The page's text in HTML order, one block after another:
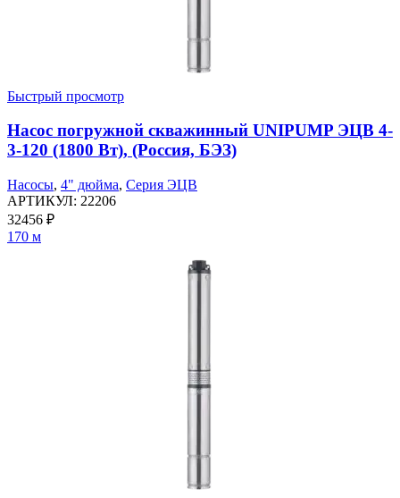
Быстрый просмотр
Насос погружной скважинный UNIPUMP ЭЦВ 4-
3-120 (1800 Вт), (Россия, БЭЗ)
Насосы, 4" дюйма, Серия ЭЦВ
АРТИКУЛ: 22206
32456 ₽
170 м